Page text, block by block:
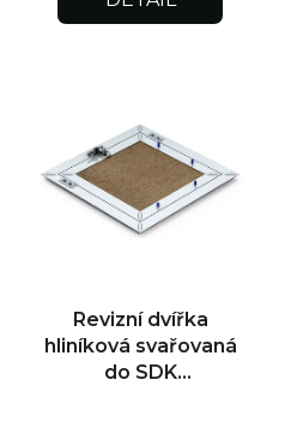
Revizní dvířka
hliníková svařovaná
do SDK